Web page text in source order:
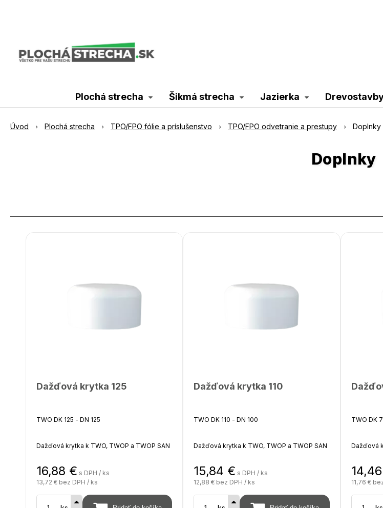
Plochá strecha Šikmá strecha Jazierka
Úvod Plochá strecha TPO/FPO fólie a príslušenstvo TPO/FPO odvetranie a prestupy Doplnky
Doplnky
Dažďová krytka 125
TWO DK 125 - DN 125
Dažďová krytka k TWO, TWOP a TWOP SAN
16,88 € s DPH / ks
13,72 € bez DPH / ks
Dažďová krytka 110
TWO DK 110 - DN 100
Dažďová krytka k TWO, TWOP a TWOP SAN
15,84 € s DPH / ks
12,88 € bez DPH / ks
TWO DK
Dažďová
14,46
11,76 €